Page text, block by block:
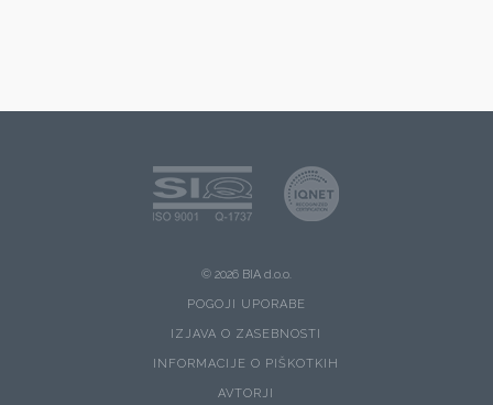
© 2026 BIA d.o.o.
POGOJI UPORABE
IZJAVA O ZASEBNOSTI
INFORMACIJE O PIŠKOTKIH
AVTORJI